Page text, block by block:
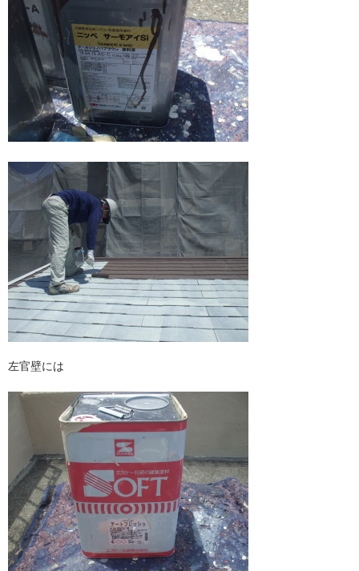
左官壁には